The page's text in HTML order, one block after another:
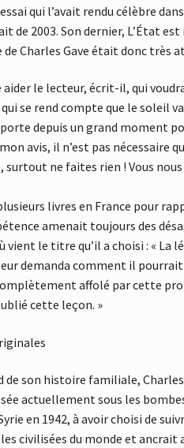
qui l’avait rendu célèbre
de 2003. Son dernier, L’État
de Charles Gave était donc très
aider le lecteur, écrit-il, qui
qui se rend compte que le
depuis un grand moment
avis, il n’est pas nécessaire
surtout ne faites rien ! Vous
livres en France pour
amenait toujours des
vient le titre qu’il a choisi : « La
demanda comment il pourrait
affolé par cette
cette leçon. »
de son histoire familiale,
actuellement sous les
en 1942, à avoir choisi de
civilisées du monde et